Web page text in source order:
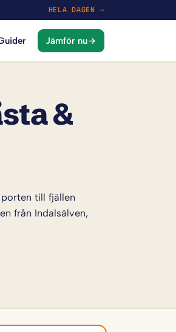
HELA DAGEN →
Jämför nu
&
till fjällen
från Indalsälven,